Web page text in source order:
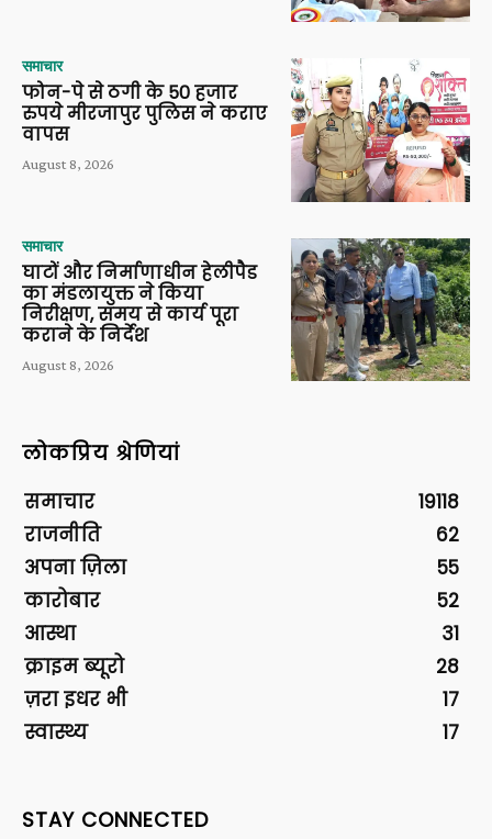
समाचार
फोन-पे से ठगी के 50 हजार
रुपये मीरजापुर पुलिस ने कराए
वापस
August 8, 2026
समाचार
घाटों और निर्माणाधीन हेलीपैड
का मंडलायुक्त ने किया
निरीक्षण, समय से कार्य पूरा
कराने के निर्देश
August 8, 2026
लोकप्रिय श्रेणियां
समाचार
19118
राजनीति
62
अपना ज़िला
55
कारोबार
52
आस्था
31
क्राइम ब्यूरो
28
ज़रा इधर भी
17
स्वास्थ्य
17
STAY CONNECTED